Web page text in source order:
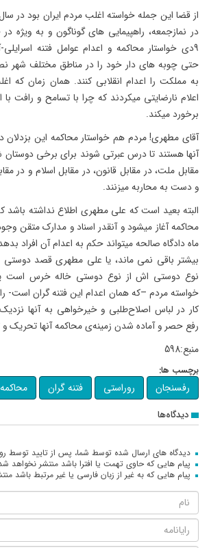
در نمازجمعه، راهپیمایی های گوناگون و به ویژه
9دی خواستار محاکمه و اعدام عوامل فتنه
حتی چوبه های دار خود را در مناطق مختلف شهر
به مملکت را اعدام انقلابی کنند. همان زمان که
اعلام نارضایتی میکردند که چرا با تسامح و رافت با
برخورد میکند.
آقای مطهری! مردم هم خواستار محاکمه این بزدلان
آنها هستند تا درس عبرتی شوند برای برخی
مقابل ملت، در مقابل قانون، در مقابل اسلام و در
و دست به محاربه میزنند.
البته بعید است که علی مطهری اطلاع نداشته
محاکمه آغاز میشود و آنقدر اسناد و مدارک متقن
ماه دادگاه صالحه میتواند حکم به اعدام آن افراد
بیشتر باقی نمی ماند، یا علی مطهری قصد دوستی
نوع دوستی اش از نوع دوستی خاله خرس است یا
خواسته مردم –که همان اعدام این فتنه گران است-
کار در لباس اصلاح‌طلبی و خیرخواهی به آنها
رفع حصر و آماده شدن زمینه‌ی محاکمه آنها تحریک
منبع:598
برچسب ها:
رفسنجان روراستی فتنه گران محاکمه
دیدگاه‌ها
دیدگاه های ارسال شده توسط شما، پس از تایید توسط
پیام هایی که حاوی تهمت یا افترا باشد منتشر نخواهد
پیام هایی که به غیر از زبان فارسی یا غیر مرتبط باشد